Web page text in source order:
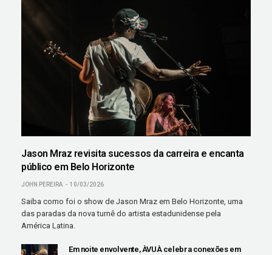
Jason Mraz revisita sucessos da carreira e encanta
público em Belo Horizonte
JOHN PEREIRA 10/03/2026
Saiba como foi o show de Jason Mraz em Belo Horizonte, uma
das paradas da nova turnê do artista estadunidense pela
América Latina.
Em noite envolvente, ÀVUÀ celebra conexões em